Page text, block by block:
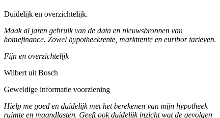
Duidelijk en overzichtelijk.
Maak al jaren gebruik van de data en nieuwsbronnen van
homefinance. Zowel hypotheekrente, marktrente en euribor tarieven.
Fijn en overzichtelijk
Wilbert uit Bosch
Geweldige informatie voorziening
Hielp me goed en duidelijk met het berekenen van mijn hypotheek
ruimte en maandlasten. Geeft ook duidelijk inzicht wat de gevolgen